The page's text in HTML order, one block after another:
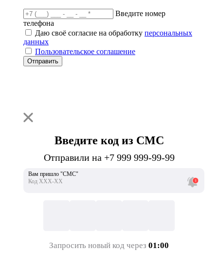
Введите номер
телефона
Даю своё согласие на обработку персональных
данных
Пользовательское соглашение
Отправить
Введите код из СМС
Отправили на +7 999 999-99-99
Вам пришло "СМС"
Код ХХХ-ХХ
Запросить новый код через 01:00